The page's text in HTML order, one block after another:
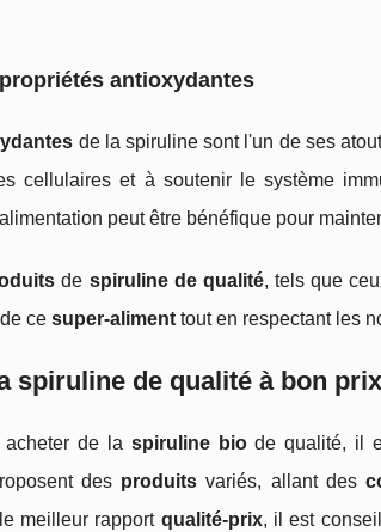
antioxydantes
de la spiruline sont l'un de ses
cellulaires et à soutenir le système
peut être bénéfique pour
de spiruline de qualité, tels que
ce super-aliment tout en respectant les
spiruline de qualité à bon prix
acheter de la spiruline biode qualité, il
des produits variés, allant des
meilleur rapport qualité-prix, il est